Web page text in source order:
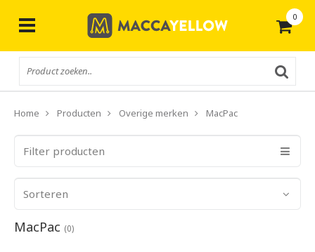
0
Home Producten Overige merken MacPac
Filter producten
Sorteren
MacPac (0)